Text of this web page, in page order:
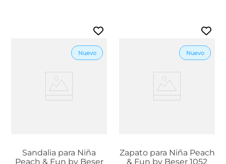
Sandalia para Niña
Peach & Fun by Beser
Zapato para Niña Peach
& Fun by Beser 1052